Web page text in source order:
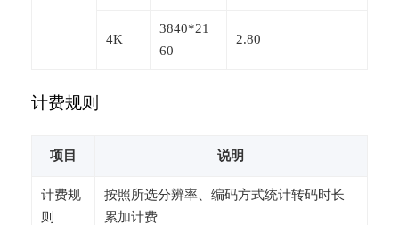
4K
3840*21
60
2.80
计费规则
项目 说明
计费规
则
按照所选分辨率、编码方式统计转码时长
累加计费